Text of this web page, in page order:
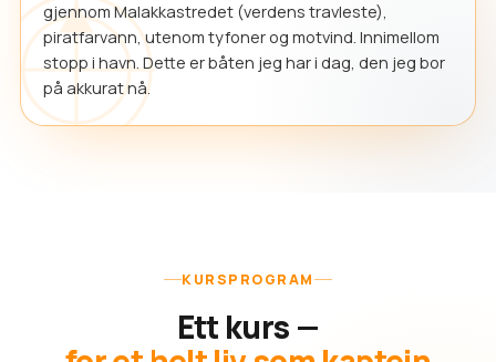
gjennom Malakkastredet (verdens travleste),
piratfarvann, utenom tyfoner og motvind. Innimellom
stopp i havn. Dette er båten jeg har i dag, den jeg bor
på akkurat nå.
KURSPROGRAM
Ett kurs —